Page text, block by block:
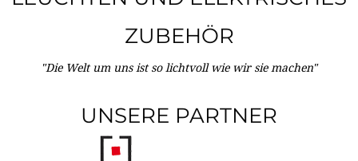
ZUBEHÖR
"Die Welt um uns ist so lichtvoll wie wir sie machen"
UNSERE PARTNER